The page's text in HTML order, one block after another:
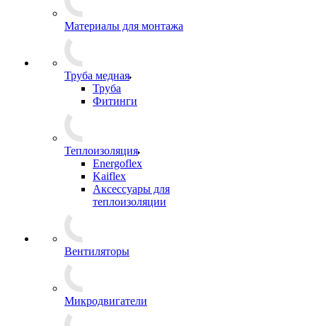
Материалы для монтажа
Труба медная
Труба
Фитинги
Теплоизоляция
Energoflex
Kaiflex
Аксессуары для
теплоизоляции
Вентиляторы
Микродвигатели